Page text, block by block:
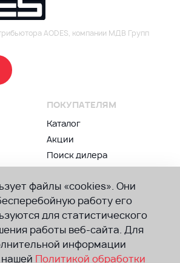
файлы «cookies». Они
работу его
для статистического
работы веб-сайта. Для
информации
Политикой обработки
AODES, компании МДВ Групп
ПОКУПАТЕЛЯМ
Каталог
Акции
Поиск дилера
Блог
ПРИСОЕДИНЯЙСЯ К AODES
Группа в ВК
Канал в Телеграм
Канал в Ютуб